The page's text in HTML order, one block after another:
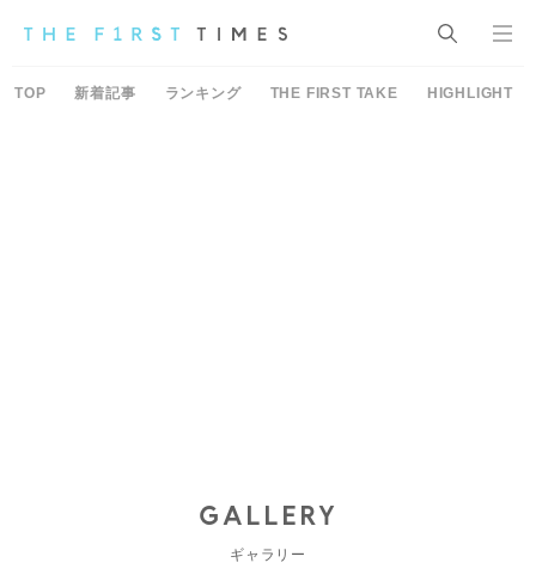
TOP 新着記事 ランキング THE FIRST TAKE HIGHLIGHT
GALLERY
ギャラリー